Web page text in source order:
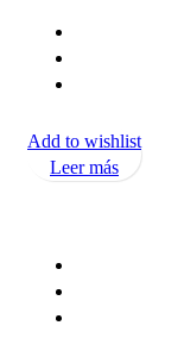
Add to wishlist
Leer más